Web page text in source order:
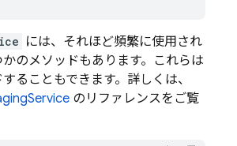
には、それほど頻繁に使用され
のメソッドもあります。これらは
ることもできます。詳しくは、
のリファレンスをご覧